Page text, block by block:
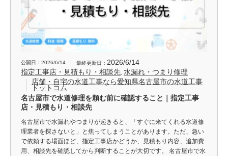
公開日：2026/6/14 最終更新日： 2026/6/14
指定工事店・見積もり・相談先 水漏れ・つまり修理
店舗・自宅の水道工事なら愛知県名古屋市の水道工事
ドットコム
名古屋市で水道修理を頼む前に確認すること｜指定工事
店・見積もり・相談先
名古屋市で水漏れやつまりが起きると、「すぐに来てくれる水道修
理業者を探さないと」と焦ってしまうことがあります。ただ、急い
で依頼する場面ほど、指定工事店かどうか、見積もり内容、追加費
用、相談先を確認してから判断することが大切です。 名古屋市で水